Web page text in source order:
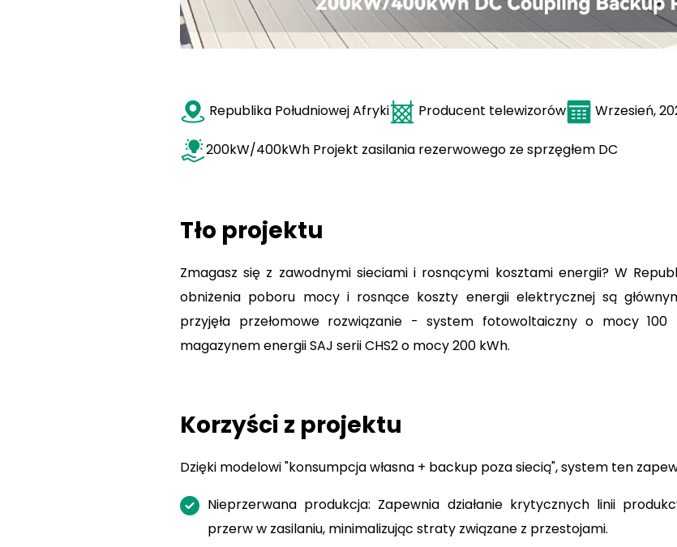
Republika Południowej Afryki Producent telewizorów Wrzesień,
200kW/400kWh Projekt zasilania rezerwowego ze sprzęgłem DC
Tło projektu
Zmagasz się z zawodnymi sieciami i rosnącymi kosztami energii? W
obniżenia poboru mocy i rosnące koszty energii elektrycznej są
przyjęła przełomowe rozwiązanie - system fotowoltaiczny o mocy
magazynem energii SAJ serii CHS2 o mocy 200 kWh.
Korzyści z projektu
Dzięki modelowi "konsumpcja własna + backup poza siecią", system ten
Nieprzerwana produkcja: Zapewnia działanie krytycznych linii
przerw w zasilaniu, minimalizując straty związane z przestojami.